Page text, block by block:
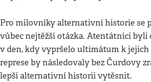
Pro milovníky alternativní historie se
vůbec nejtěžší otázka. Atentátníci
v den, kdy vypršelo ultimátum k jejich
represe by následovaly bez Čurdovy
lepší alternativní historii vytěsnit.